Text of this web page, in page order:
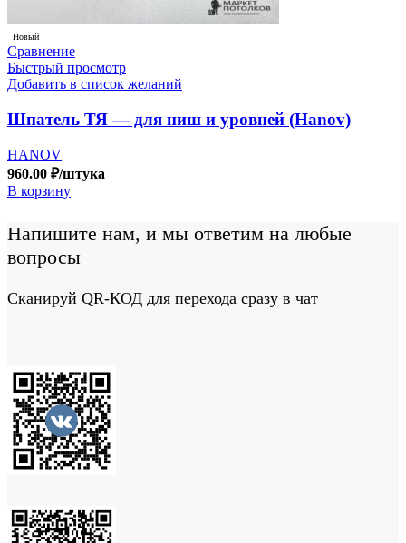
Новый
Сравнение
Быстрый просмотр
Добавить в список желаний
Шпатель ТЯ — для ниш и уровней (Hanov)
HANOV
960.00 ₽/штука
В корзину
Напишите нам, и мы ответим на любые
вопросы
Сканируй QR-КОД для перехода сразу в чат